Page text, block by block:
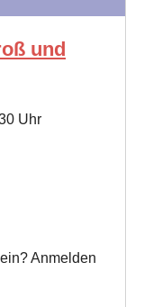
und
Uhr
Anmelden